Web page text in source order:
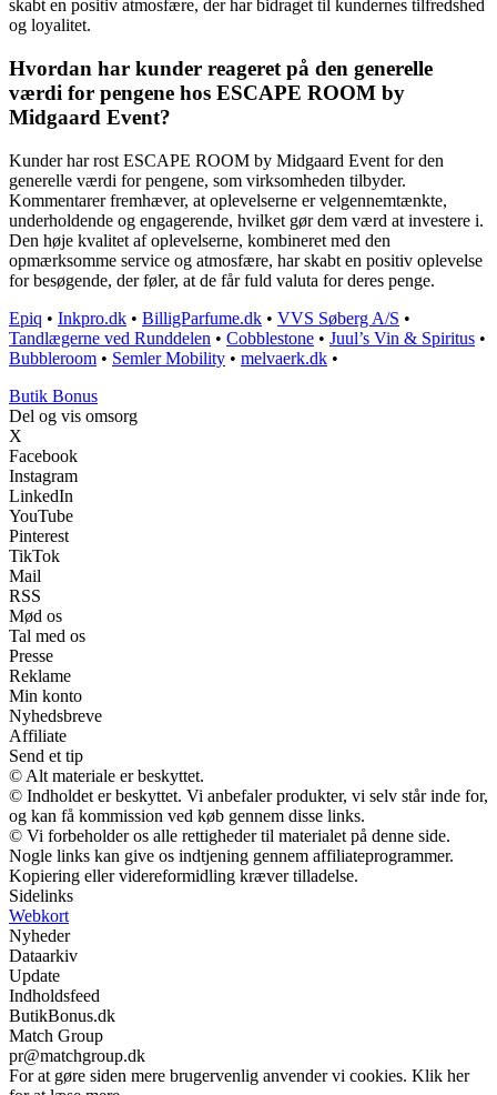
skabt en positiv atmosfære, der har bidraget til kundernes tilfredshed
og loyalitet.
Hvordan har kunder reageret på den generelle
værdi for pengene hos ESCAPE ROOM by
Midgaard Event?
Kunder har rost ESCAPE ROOM by Midgaard Event for den
generelle værdi for pengene, som virksomheden tilbyder.
Kommentarer fremhæver, at oplevelserne er velgennemtænkte,
underholdende og engagerende, hvilket gør dem værd at investere i.
Den høje kvalitet af oplevelserne, kombineret med den
opmærksomme service og atmosfære, har skabt en positiv oplevelse
for besøgende, der føler, at de får fuld valuta for deres penge.
Epiq • Inkpro.dk • BilligParfume.dk • VVS Søberg A/S •
Tandlægerne ved Runddelen • Cobblestone • Juul’s Vin & Spiritus •
Bubbleroom • Semler Mobility • melvaerk.dk •
Butik Bonus
Del og vis omsorg
X
Facebook
Instagram
LinkedIn
YouTube
Pinterest
TikTok
Mail
RSS
Mød os
Tal med os
Presse
Reklame
Min konto
Nyhedsbreve
Affiliate
Send et tip
© Alt materiale er beskyttet.
© Indholdet er beskyttet. Vi anbefaler produkter, vi selv står inde for,
og kan få kommission ved køb gennem disse links.
© Vi forbeholder os alle rettigheder til materialet på denne side.
Nogle links kan give os indtjening gennem affiliateprogrammer.
Kopiering eller videreformidling kræver tilladelse.
Sidelinks
Webkort
Nyheder
Dataarkiv
Update
Indholdsfeed
ButikBonus.dk
Match Group
pr@matchgroup.dk
For at gøre siden mere brugervenlig anvender vi cookies. Klik her